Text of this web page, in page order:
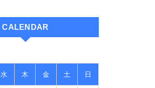
CALENDAR
水 木 金 土 日